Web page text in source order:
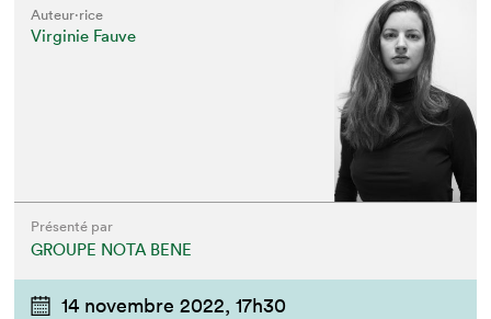
Auteur·rice
Virginie Fauve
Présenté par
GROUPE NOTA BENE
14 novembre 2022, 17h30